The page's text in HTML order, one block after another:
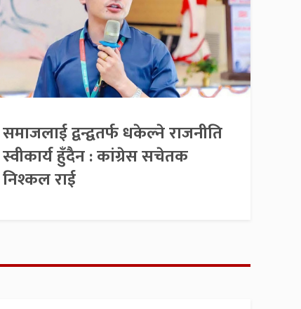
समाजलाई द्वन्द्वतर्फ धकेल्ने राजनीति
स्वीकार्य हुँदैन : कांग्रेस सचेतक
निश्कल राई